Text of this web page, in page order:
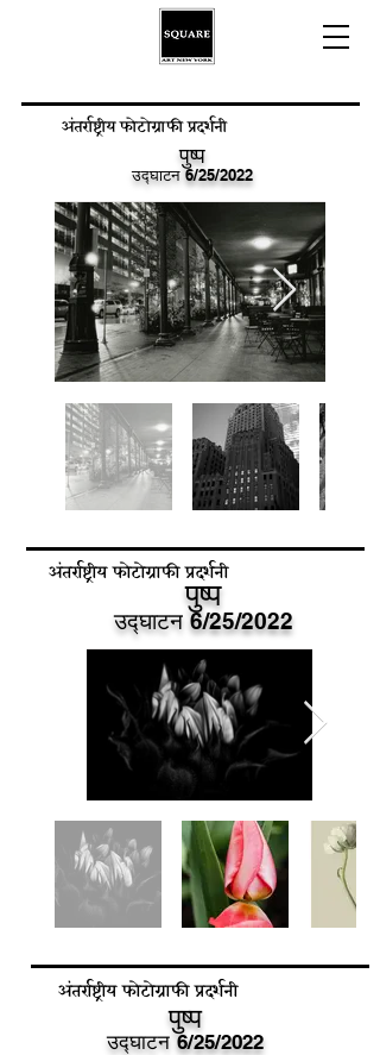
अंतर्राष्ट्रीय फोटोग्राफी प्रदर्शनी
पुष्प
उद्घाटन 6/25/2022
अंतर्राष्ट्रीय फोटोग्राफी प्रदर्शनी
पुष्प
उद्घाटन 6/25/2022
अंतर्राष्ट्रीय फोटोग्राफी प्रदर्शनी
पुष्प
उद्घाटन 6/25/2022